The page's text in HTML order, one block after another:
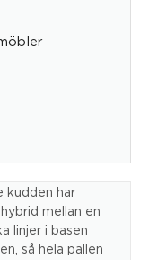
kudden har
mellan en
linjer i basen
så hela pallen